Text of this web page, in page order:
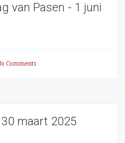
van Pasen - 1 juni
Comments
maart 2025